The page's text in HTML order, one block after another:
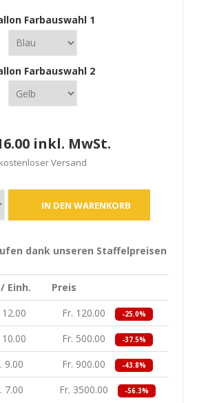
Farbauswahl 1
Farbauswahl 2
inkl. MwSt.
kostenloser Versand
dank unseren Staffelpreisen
Einh.
Preis
12.00 Fr. 120.00 -25.0%
10.00 Fr. 500.00 -37.5%
9.00 Fr. 900.00 -43.8%
7.00 Fr. 3500.00 -56.3%